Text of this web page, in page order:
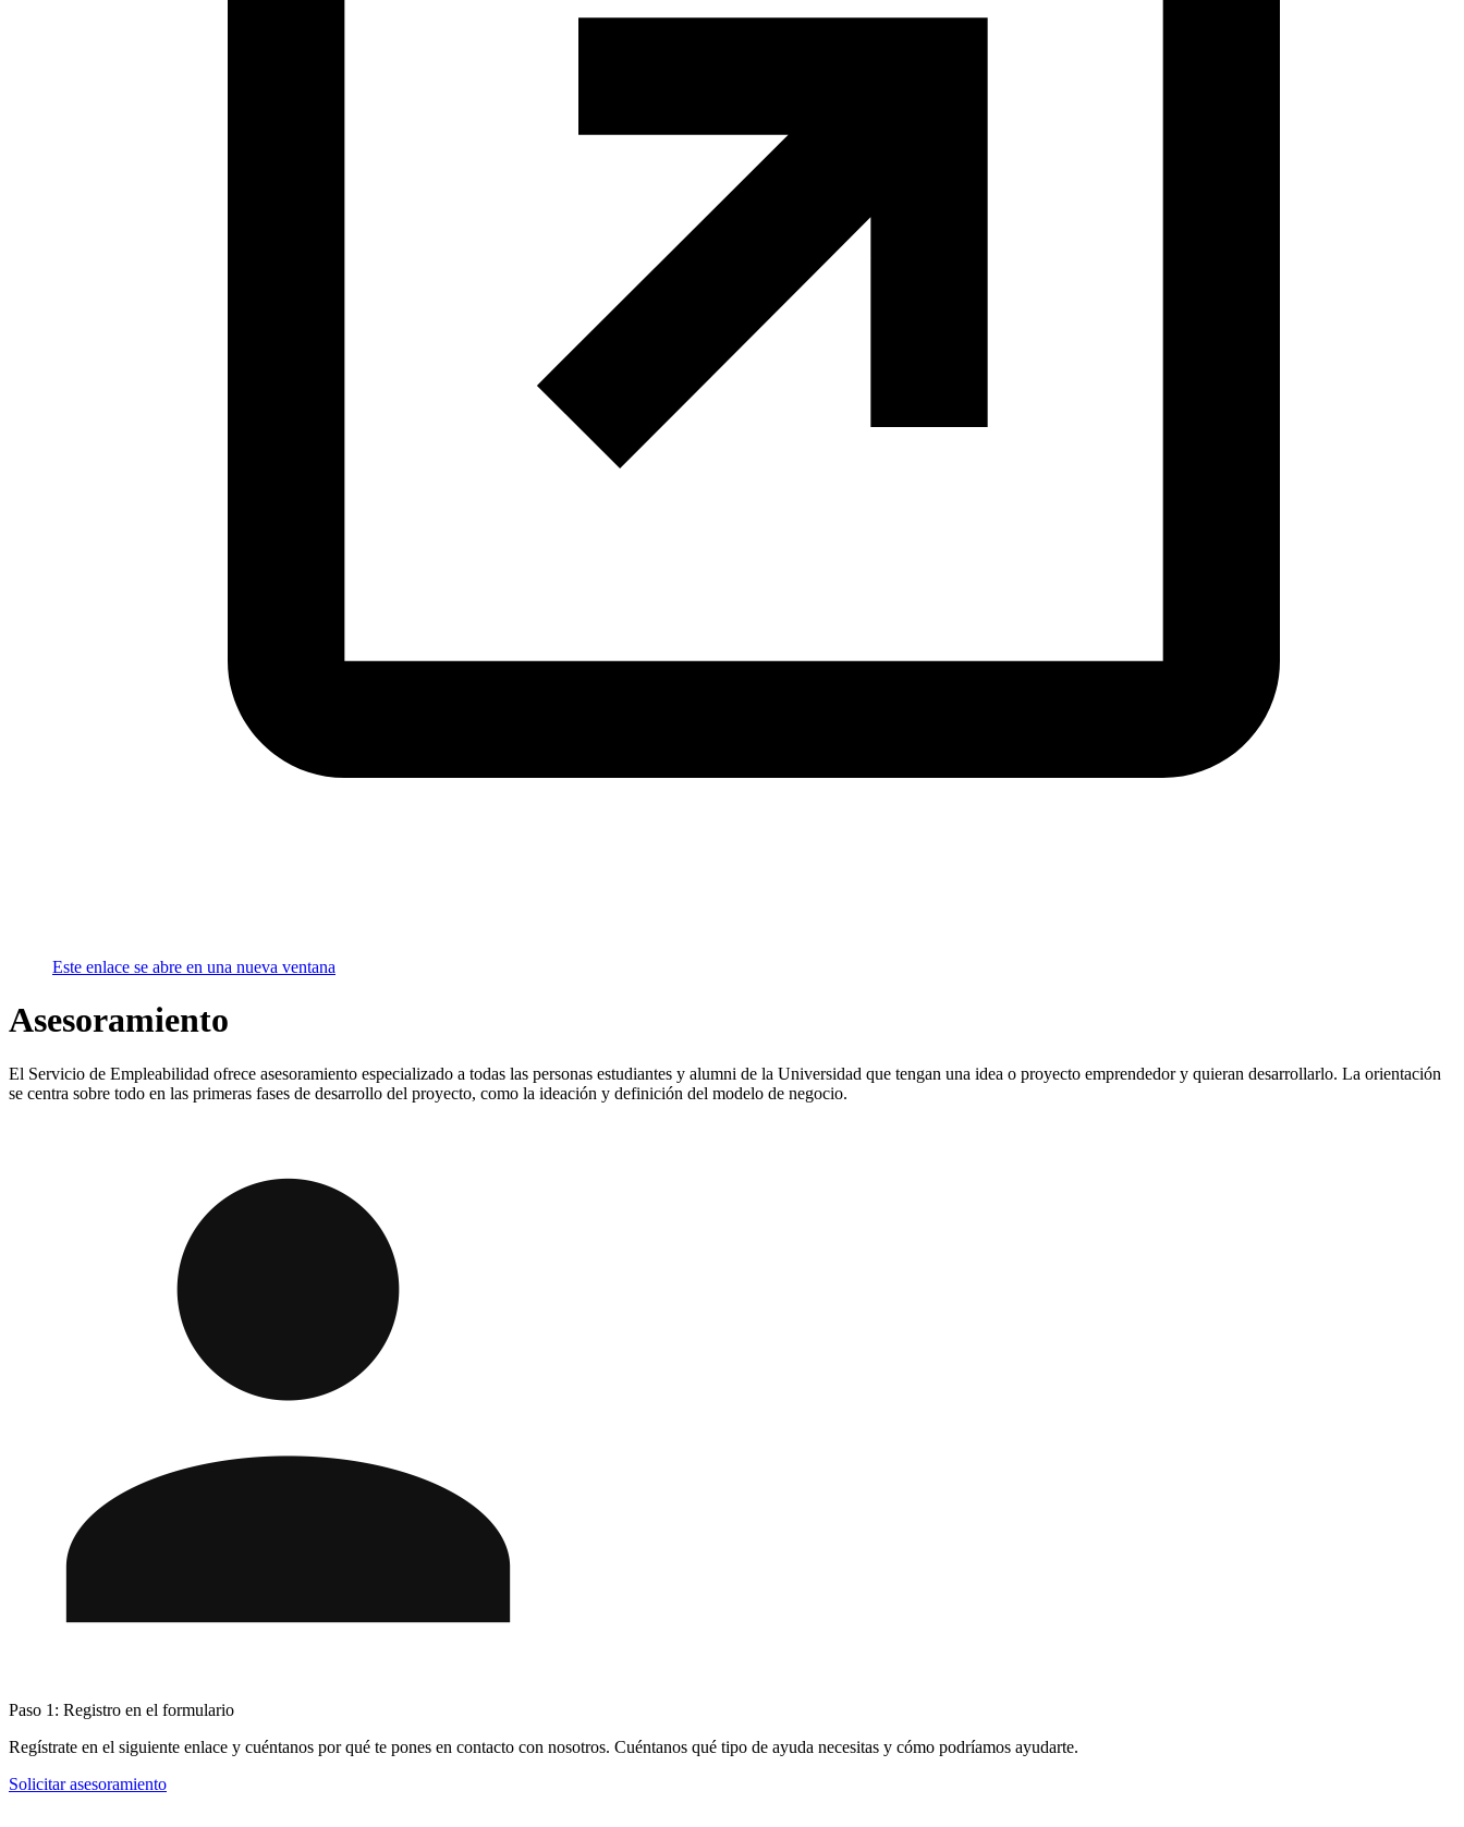
Este enlace se abre en una nueva ventana
Asesoramiento
El Servicio de Empleabilidad ofrece asesoramiento especializado a todas las personas estudiantes y alumni de la Universidad que tengan una idea o proyecto emprendedor y quieran desarrollarlo. La orientación
se centra sobre todo en las primeras fases de desarrollo del proyecto, como la ideación y definición del modelo de negocio.
Paso 1: Registro en el formulario
Regístrate en el siguiente enlace y cuéntanos por qué te pones en contacto con nosotros. Cuéntanos qué tipo de ayuda necesitas y cómo podríamos ayudarte.
Solicitar asesoramiento